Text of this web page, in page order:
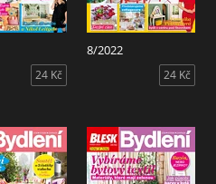
24 Kč
8/2022
24 Kč